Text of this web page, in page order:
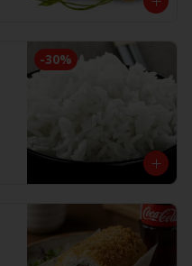
-30%